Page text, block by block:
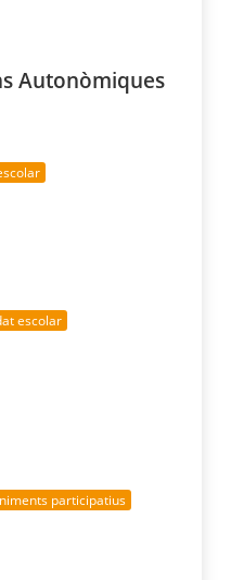
Autonòmiques
escolar
participatius